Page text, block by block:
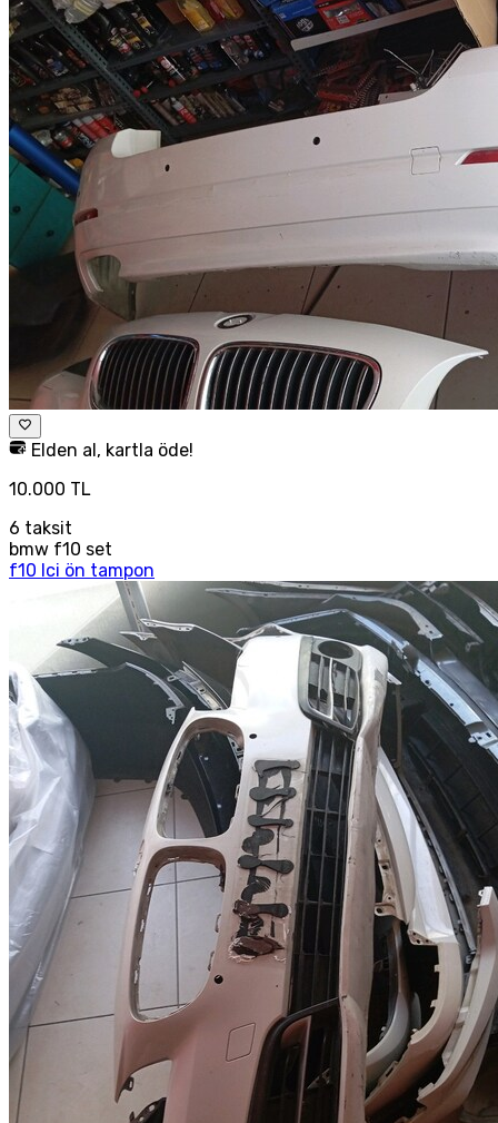
Elden al, kartla öde!
10.000 TL
6 taksit
bmw f10 set
f10 lci ön tampon